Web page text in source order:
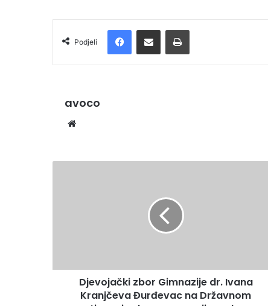
Podjeli
avoco
Djevojački zbor Gimnazije dr. Ivana
Kranjčeva Đurđevac na Državnom